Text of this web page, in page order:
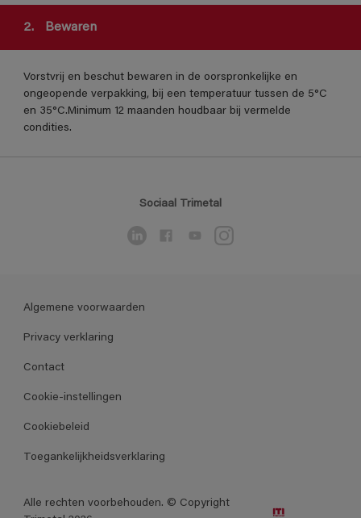
2. Bewaren
Vorstvrij en beschut bewaren in de oorspronkelijke en
ongeopende verpakking, bij een temperatuur tussen de 5°C
en 35°C.Minimum 12 maanden houdbaar bij vermelde
condities.
Sociaal Trimetal
Algemene voorwaarden
Privacy verklaring
Contact
Cookie-instellingen
Cookiebeleid
Toegankelijkheidsverklaring
Alle rechten voorbehouden. © Copyright